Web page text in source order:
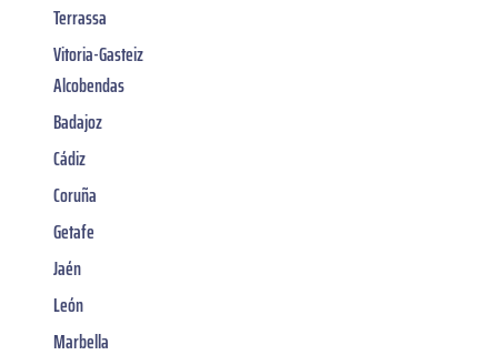
Terrassa
Vitoria-Gasteiz
Alcobendas
Badajoz
Cádiz
Coruña
Getafe
Jaén
León
Marbella